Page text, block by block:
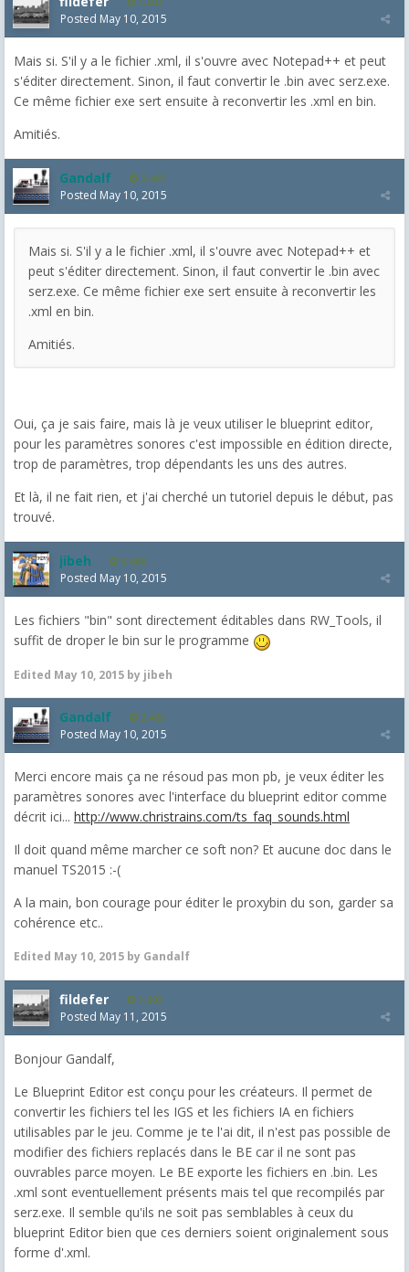
Posted May 10, 2015
Mais si. S'il y a le fichier .xml, il s'ouvre avec Notepad++ et peut
s'éditer directement. Sinon, il faut convertir le .bin avec serz.exe.
Ce même fichier exe sert ensuite à reconvertir les .xml en bin.
Amitiés.
Gandalf 2,463
Posted May 10, 2015
Mais si. S'il y a le fichier .xml, il s'ouvre avec Notepad++ et
peut s'éditer directement. Sinon, il faut convertir le .bin avec
serz.exe. Ce même fichier exe sert ensuite à reconvertir les
.xml en bin.
Amitiés.
Oui, ça je sais faire, mais là je veux utiliser le blueprint editor,
pour les paramètres sonores c'est impossible en édition directe,
trop de paramètres, trop dépendants les uns des autres.
Et là, il ne fait rien, et j'ai cherché un tutoriel depuis le début, pas
trouvé.
jibeh 5,466
Posted May 10, 2015
Les fichiers "bin" sont directement éditables dans RW_Tools, il
suffit de droper le bin sur le programme
Edited May 10, 2015 by jibeh
Gandalf 2,463
Posted May 10, 2015
Merci encore mais ça ne résoud pas mon pb, je veux éditer les
paramètres sonores avec l'interface du blueprint editor comme
décrit ici... http://www.christrains.com/ts_faq_sounds.html
Il doit quand même marcher ce soft non? Et aucune doc dans le
manuel TS2015 :-(
A la main, bon courage pour éditer le proxybin du son, garder sa
cohérence etc..
Edited May 10, 2015 by Gandalf
fildefer 1,603
Posted May 11, 2015
Bonjour Gandalf,
Le Blueprint Editor est conçu pour les créateurs. Il permet de
convertir les fichiers tel les IGS et les fichiers IA en fichiers
utilisables par le jeu. Comme je te l'ai dit, il n'est pas possible de
modifier des fichiers replacés dans le BE car il ne sont pas
ouvrables parce moyen. Le BE exporte les fichiers en .bin. Les
.xml sont eventuellement présents mais tel que recompilés par
serz.exe. Il semble qu'ils ne soit pas semblables à ceux du
blueprint Editor bien que ces derniers soient originalement sous
forme d'.xml.